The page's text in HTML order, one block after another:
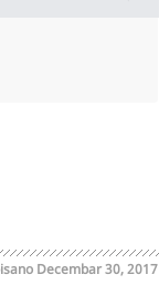
Decembar 30, 2017